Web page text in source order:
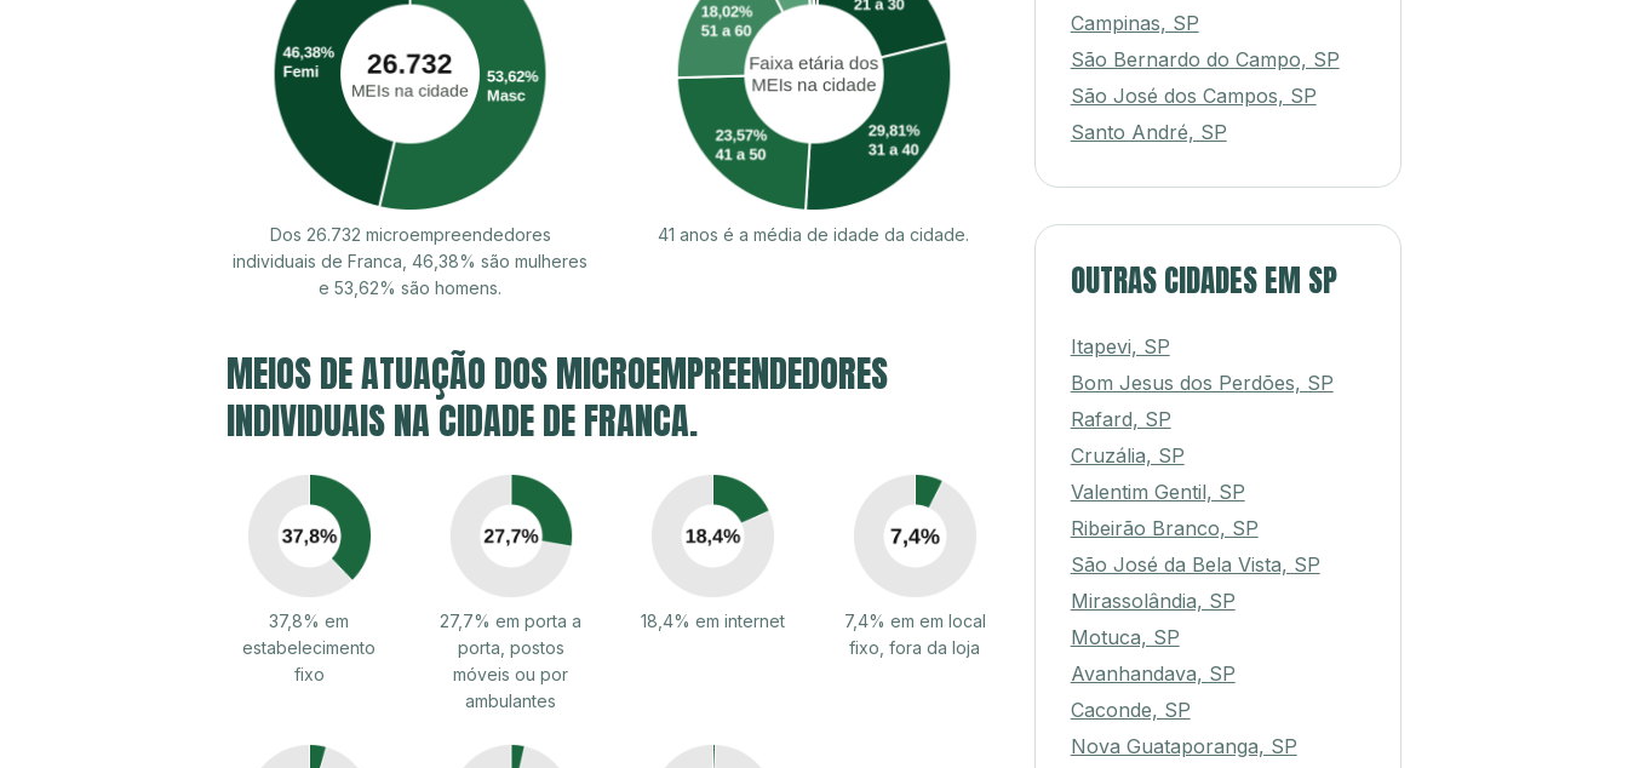
Dos 26.732 microempreendedores
individuais de Franca, 46,38% são mulheres
e 53,62% são homens.
41 anos é a média de idade da cidade.
MEIOS DE ATUAÇÃO DOS MICROEMPREENDEDORES
INDIVIDUAIS NA CIDADE DE FRANCA.
37,8% em
estabelecimento
fixo
27,7% em porta a
porta, postos
móveis ou por
ambulantes
18,4% em internet
7,4% em em local
fixo, fora da loja
Campinas, SP
São Bernardo do Campo, SP
São José dos Campos, SP
Santo André, SP
OUTRAS CIDADES EM SP
Itapevi, SP
Bom Jesus dos Perdões, SP
Rafard, SP
Cruzália, SP
Valentim Gentil, SP
Ribeirão Branco, SP
São José da Bela Vista, SP
Mirassolândia, SP
Motuca, SP
Avanhandava, SP
Caconde, SP
Nova Guataporanga, SP